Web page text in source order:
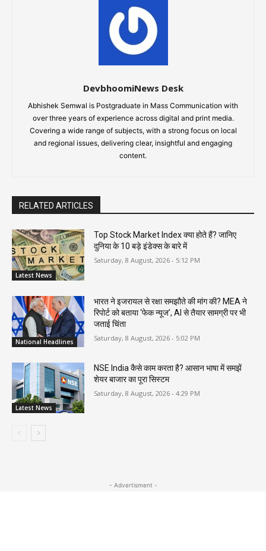
DevbhoomiNews Desk
Abhishek Semwal is Postgraduate in Mass Communication with
over three years of experience across digital and print media.
Covering a wide range of subjects, with a strong focus on local
and regional issues, delivering clear, insightful and engaging
content.
RELATED ARTICLES
Latest News
Top Stock Market Index क्या होते हैं? जानिए
दुनिया के 10 बड़े इंडेक्स के बारे में
Saturday, 8 August, 2026 - 5:12 PM
National Headlines
भारत ने इजरायल से रक्षा समझौते की मांग की? MEA ने
रिपोर्ट को बताया ‘फेक न्यूज’, AI से तैयार सामग्री पर भी
जताई चिंता
Saturday, 8 August, 2026 - 5:02 PM
Latest News
NSE India कैसे काम करता है? आसान भाषा में समझें
शेयर बाजार का पूरा सिस्टम
Saturday, 8 August, 2026 - 4:29 PM
- Advertisment -